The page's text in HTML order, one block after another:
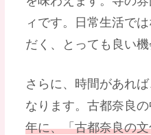
ィです。日常生活で
だく、とっても良い機
さらに、時間があれ
なります。古都奈良
年に、「古都奈良の